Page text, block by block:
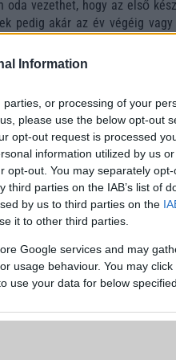
Information
or processing of your
please use the below opt-out
opt-out request is processed
information utilized by us
opt-out. You may separately
parties on the IAB’s list of
by us to third parties on the
it to other third parties.
Google services and may
usage behaviour. You may
use your data for below
oda vezethet, hogy az első
pedig akár az év végéig vagy
kifejezetten optimista a
el a termék első
hogy a készülék
2000 és 2500 dollár között
dolláros árszintet is elérhetik.
elsősorban a prémium
5, 2026